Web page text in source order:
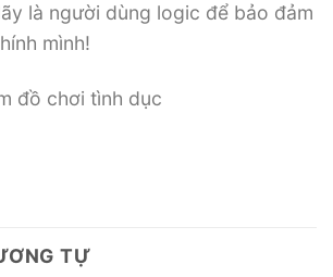
là người dùng logic để bảo đảm
mình!
đồ chơi tình dục
TỰ